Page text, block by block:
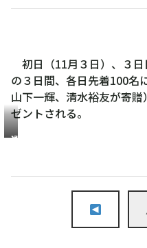
初日（11月３日）、３日
の３日間、各日先着100名
山下一輝、清水裕友が寄
ゼントされる。
選
会